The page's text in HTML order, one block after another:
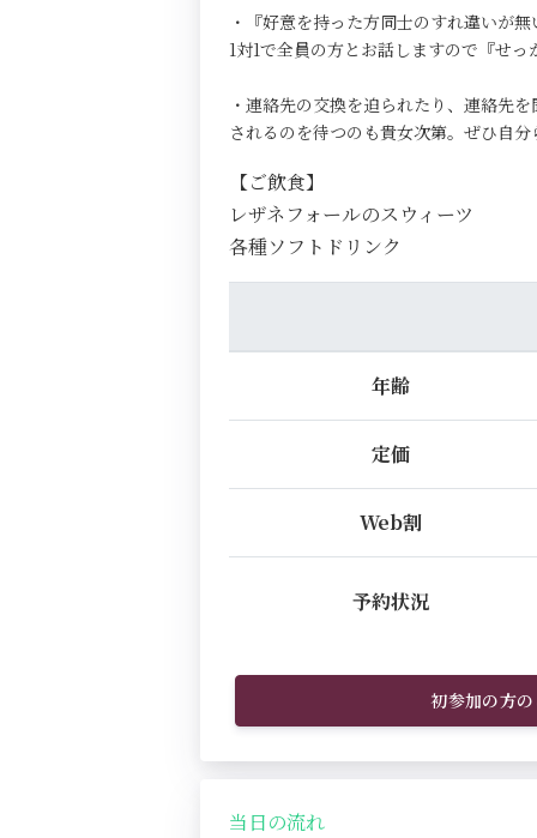
・『好意を持った方同士のすれ違いが
1対1で全員の方とお話しますので『せ
・連絡先の交換を迫られたり、連絡先
されるのを待つのも貴女次第。ぜひ自
【ご飲食】
レザネフォールのスウィーツ
各種ソフトドリンク
年齢
定価
Web割
予約状況
初参加の方
当日の流れ